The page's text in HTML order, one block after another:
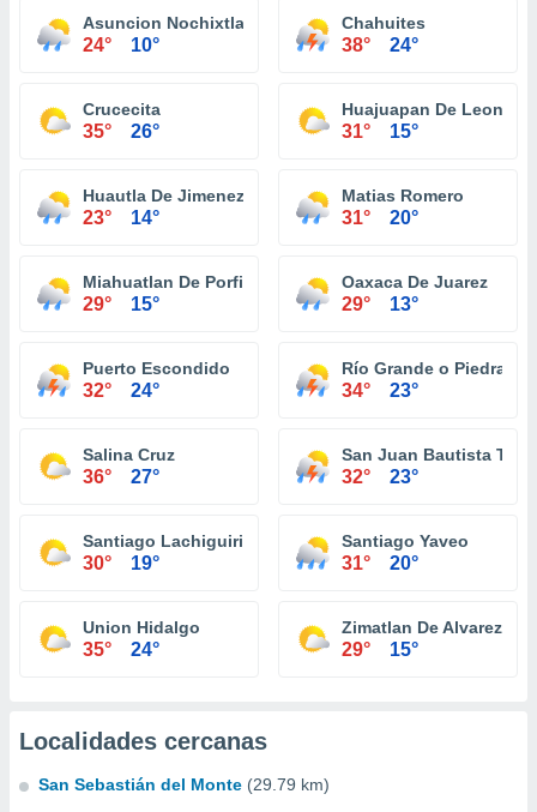
Asuncion Nochixtlan
24° 10°
Chahuites
38° 24°
Crucecita
35° 26°
Huajuapan De Leon
31° 15°
Huautla De Jimenez
23° 14°
Matias Romero
31° 20°
Miahuatlan De Porfirio Diaz
29° 15°
Oaxaca De Juarez
29° 13°
Puerto Escondido
32° 24°
Río Grande o Piedra
34° 23°
Salina Cruz
36° 27°
San Juan Bautista
32° 23°
Santiago Lachiguiri
30° 19°
Santiago Yaveo
31° 20°
Union Hidalgo
35° 24°
Zimatlan De Alvarez
29° 15°
Localidades cercanas
San Sebastián del Monte (29.79 km)